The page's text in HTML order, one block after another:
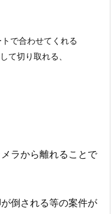
で合わせてくれる
て切り取れる、
ラから離れることで
倒される等の案件が